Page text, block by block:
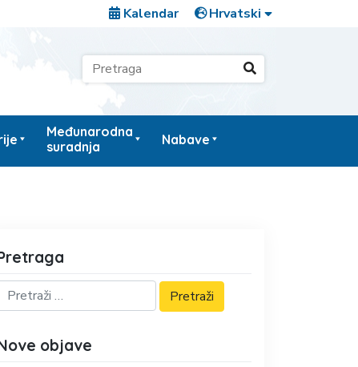
Kalendar
Međunarodna
suradnja
Nabave
objave